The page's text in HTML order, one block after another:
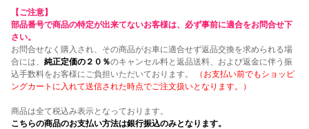
【ご注意】
部品番号で商品の特定が出来てないお客様は、必ず事前に適合をお問合せ下
さい。
お問合せなく購入され、その商品がお車に適合せず返品交換を求められる場
合には、 純正定価の２０％のキャンセル料と返品送料、および返金に伴う振
込手数料をお客様にご負担いただいております。
（お支払い前でもショッピ
ングカートに入れて送信された時点でご注文扱いとなります。）
商品は全て税込み表示となっております。
こちらの商品のお支払い方法は銀行振込のみとなります。